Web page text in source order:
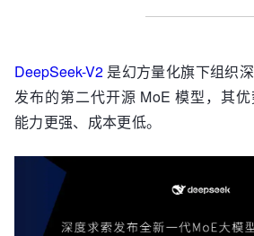
DeepSeek-V2 是幻方量化旗下组织
发布的第二代开源 MoE 模型，其优
能力更强、成本更低。